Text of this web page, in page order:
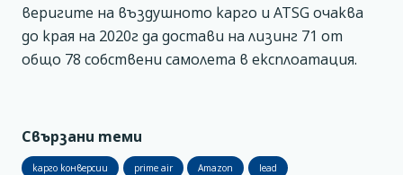
веригите на въздушното карго и ATSG очаква
до края на 2020г да достави на лизинг 71 от
общо 78 собствени самолета в експлоатация.
Свързани теми
карго конверсии prime air Amazon lead